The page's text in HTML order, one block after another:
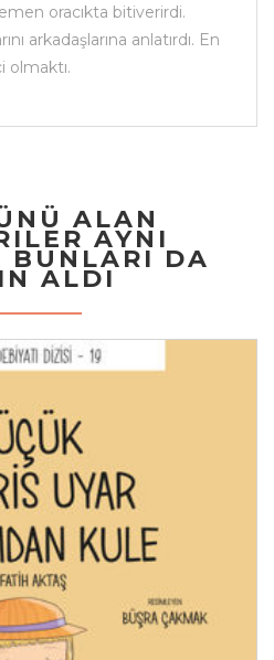
oracıkta bitiverirdi.
arkadaşlarına anlatırdı. En
olmaktı.
ALAN
AYNI
BUNLARI DA
ALDI